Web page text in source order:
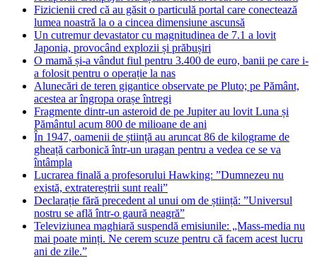
Fizicienii cred că au găsit o particulă portal care conectează
lumea noastră la o a cincea dimensiune ascunsă
Un cutremur devastator cu magnitudinea de 7.1 a lovit
Japonia, provocând explozii și prăbușiri
O mamă și-a vândut fiul pentru 3.400 de euro, banii pe care i-
a folosit pentru o operație la nas
Alunecări de teren gigantice observate pe Pluto; pe Pământ,
acestea ar îngropa orașe întregi
Fragmente dintr-un asteroid de pe Jupiter au lovit Luna și
Pământul acum 800 de milioane de ani
În 1947, oamenii de știință au aruncat 86 de kilograme de
gheață carbonică într-un uragan pentru a vedea ce se va
întâmpla
Lucrarea finală a profesorului Hawking: ”Dumnezeu nu
există, extratereștrii sunt reali”
Declarație fără precedent al unui om de știință: ”Universul
nostru se află într-o gaură neagră”
Televiziunea maghiară suspendă emisiunile: „Mass-media nu
mai poate minți. Ne cerem scuze pentru că facem acest lucru
ani de zile.”